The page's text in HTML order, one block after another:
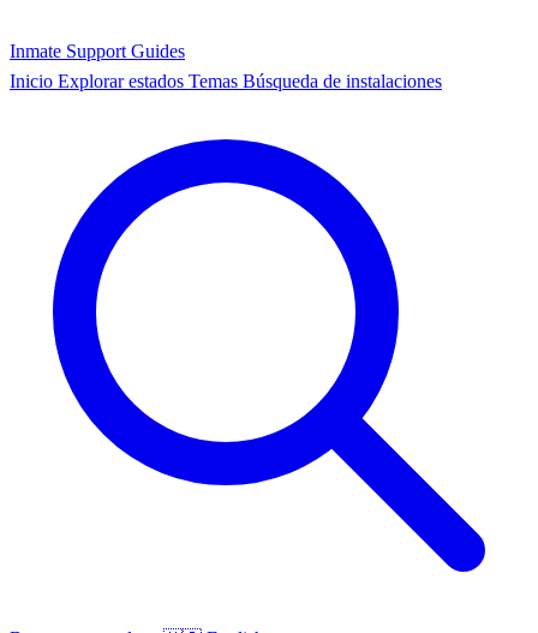
Inmate Support Guides
Inicio Explorar estados Temas Búsqueda de instalaciones